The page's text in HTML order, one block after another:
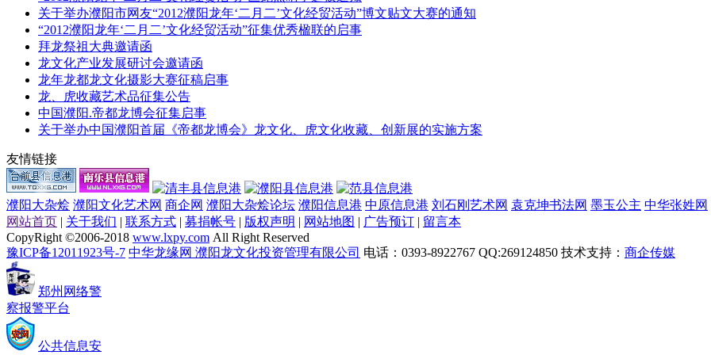
关于举办濮阳市网友“2012濮阳龙年‘二月二’文化经贸活动”博文贴文大赛的通知
“2012濮阳龙年‘二月二’文化经贸活动”征集优秀楹联的启事
拜龙祭祖大典邀请函
龙文化产业发展研讨会邀请函
龙年龙都龙文化摄影大赛征稿启事
龙、虎收藏艺术品征集公告
中国濮阳.帝都龙博会征集启事
关于举办中国濮阳首届《帝都龙博会》龙文化、虎文化收藏、创新展的实施方案
友情链接
濮阳大杂烩 濮阳文化艺术网 商企网 濮阳大杂烩论坛 濮阳信息港 中原信息港 刘石刚艺术网 袁克坤书法网 墨玉公主 中华张姓网
网站首页 | 关于我们 | 联系方式 | 募捐帐号 | 版权声明 | 网站地图 | 广告预订 | 留言本
CopyRight ©2006-2018 www.lxpy.com All Right Reserved
豫ICP备12011923号-7 中华龙缘网 濮阳龙文化投资管理有限公司 电话：0393-8922767 QQ:269124850 技术支持： 商企传媒
郑州网络警
察报警平台
公共信息安